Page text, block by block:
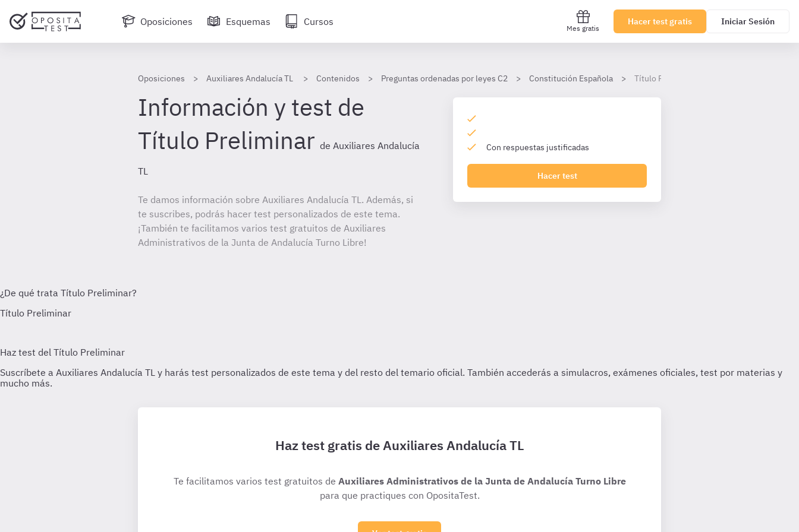
Oposiciones Esquemas Cursos
Mes gratis
Hacer test gratis Iniciar Sesión
Oposiciones Auxiliares Andalucía TL Contenidos Preguntas ordenadas por leyes C2 Constitución Española Título Preliminar
Información y test de
Título Preliminar de Auxiliares Andalucía
TL
Te damos información sobre Auxiliares Andalucía TL. Además, si
te suscribes, podrás hacer test personalizados de este tema.
¡También te facilitamos varios test gratuitos de Auxiliares
Administrativos de la Junta de Andalucía Turno Libre!
Con respuestas justificadas
Hacer test
Haz test gratis de Auxiliares Andalucía TL
Te facilitamos varios test gratuitos de Auxiliares Administrativos de la Junta de Andalucía Turno Libre
para que practiques con OpositaTest.